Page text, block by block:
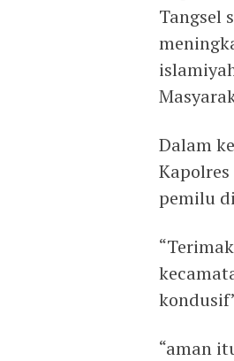
Tangsel
Dalam
pemilu
“aman